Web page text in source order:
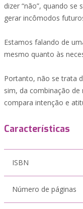
dizer “não”, quando
gerar incômodos
Estamos falando de
mesmo quanto às
Portanto, não se trata
sim, da combinação
compara intenção e
Características
ISBN
Número de páginas